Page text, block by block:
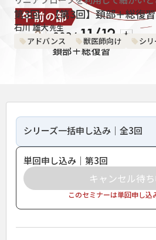
第3回｜【第3回】頚部＋総復習
石川 雄大先生
アドバンス 獣医師向け シ
シリーズ一括申し込み｜全3回
単回申し込み｜第3回
キャンセル待
このセミナーは単回申し込